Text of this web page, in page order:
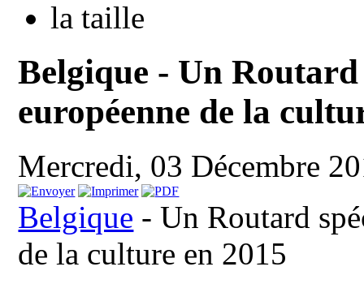
Belgique - Un
européenne de la
Mercredi, 03 Décembre
Belgique - Un Routard
de la culture en 2015